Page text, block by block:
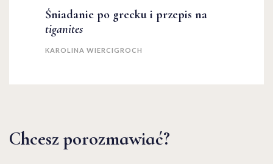
Śniadanie po grecku i przepis na
tiganites
KAROLINA WIERCIGROCH
Chcesz porozmawiać?